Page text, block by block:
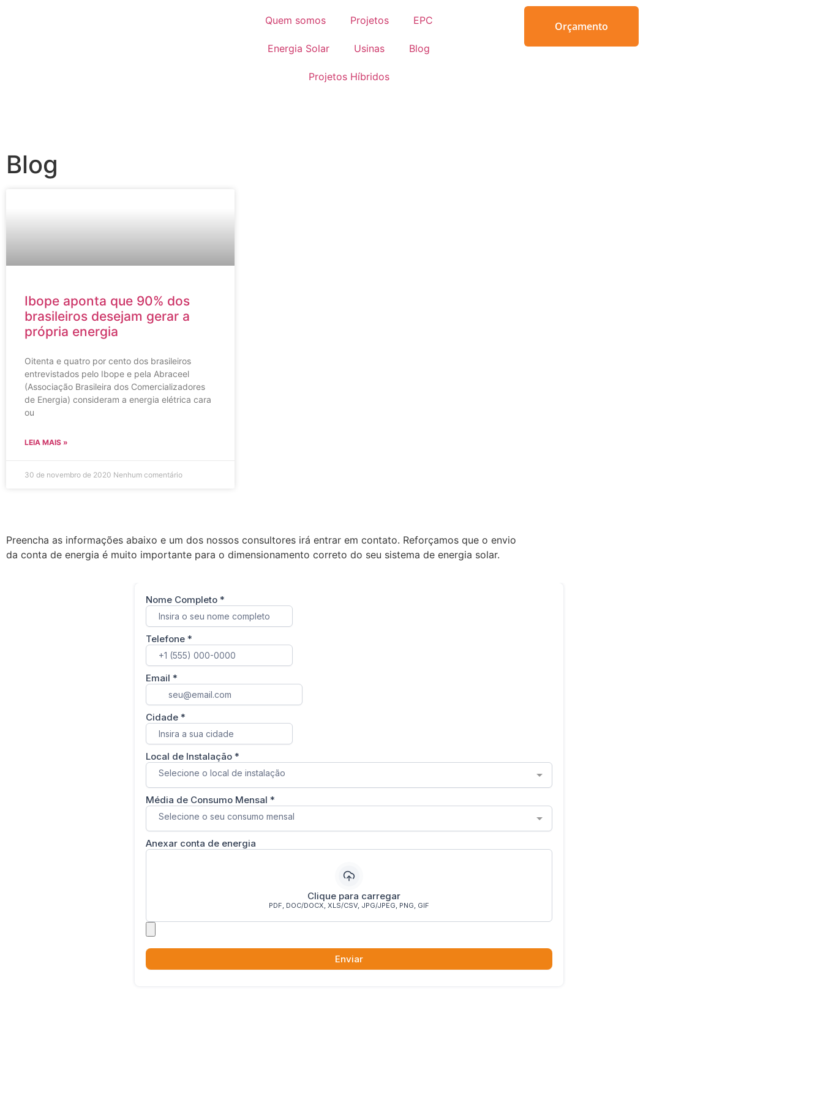
Quem somos Projetos EPC
Energia Solar Usinas Blog
Projetos Híbridos
Orçamento
Blog
Ibope aponta que 90% dos
brasileiros desejam gerar a
própria energia
Oitenta e quatro por cento dos brasileiros
entrevistados pelo Ibope e pela Abraceel
(Associação Brasileira dos Comercializadores
de Energia) consideram a energia elétrica cara
ou
LEIA MAIS »
30 de novembro de 2020 Nenhum comentário
Preencha as informações abaixo e um dos nossos consultores irá entrar em contato. Reforçamos que o envio
da conta de energia é muito importante para o dimensionamento correto do seu sistema de energia solar.